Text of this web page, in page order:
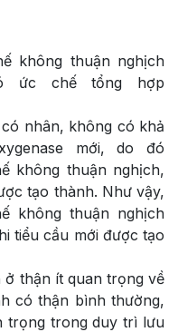
không thuận nghịch
ức chế tổng hợp
nhân, không có khả
mới, do đó
không thuận nghịch,
tạo thành. Như vậy,
không thuận nghịch
tiểu cầu mới được tạo
ở thận ít quan trọng về
có thận bình thường,
trọng trong duy trì lưu